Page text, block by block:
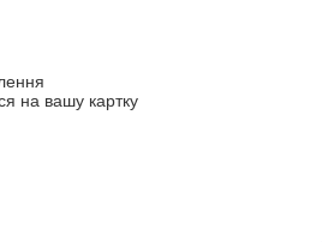
на вашу картку